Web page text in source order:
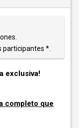
participantes *.
exclusiva!
completo que